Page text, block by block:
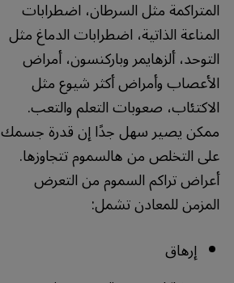
المتراكمة مثل السرطان، اضطرابات
المناعة الذاتية، اضطرابات الدماغ مثل
التوحد، ألزهايمر وباركنسون، أمراض
الأعصاب وأمراض أكثر شيوع مثل
الاكتئاب، صعوبات التعلم والتعب.
ممكن يصير سهل جدًا إن قدرة جسمك
على التخلص من هالسموم تتجاوزها.
أعراض تراكم السموم من التعرض
المزمن للمعادن تشمل:
إرهاق